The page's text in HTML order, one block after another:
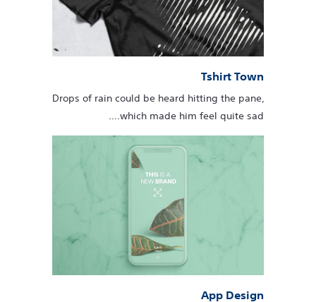
Tshirt Town
Drops of rain could be heard hitting the pane,
which made him feel quite sad.…
App Design